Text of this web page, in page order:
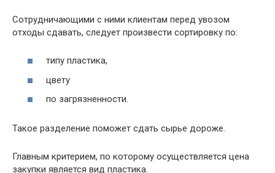
Сотрудничающими с ними клиентам перед увозом
отходы сдавать, следует произвести сортировку по:
типу пластика,
цвету
по загрязненности.
Такое разделение поможет сдать сырье дороже.
Главным критерием, по которому осуществляется цена
закупки является вид пластика.